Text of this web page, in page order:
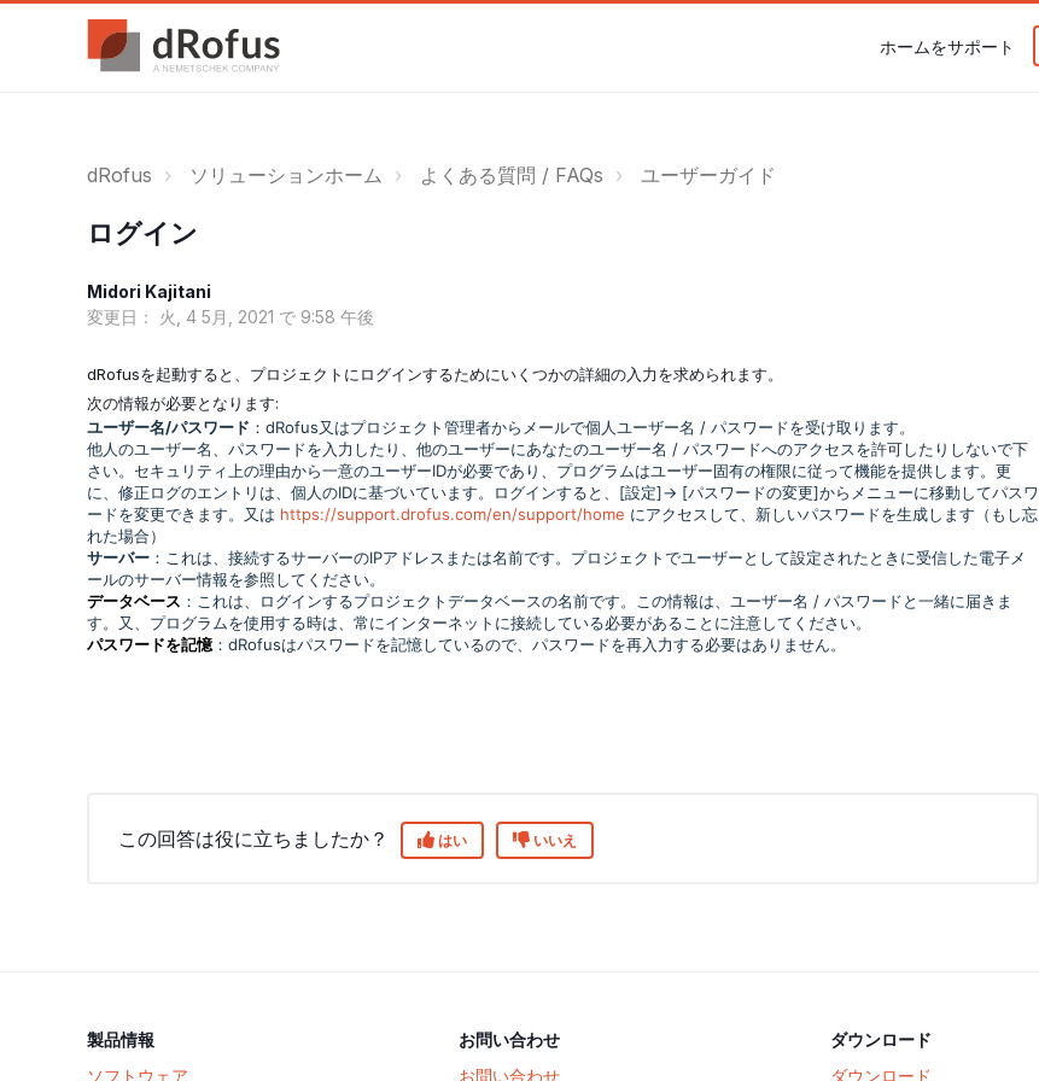
ホームをサポート
dRofus ソリューションホーム よくある質問 / FAQs ユーザーガイド
ログイン
Midori Kajitani
変更日： 火, 4 5月, 2021 で 9:58 午後
dRofusを起動すると、プロジェクトにログインするためにいくつかの詳細の入力を求められます。
次の情報が必要となります:
ユーザー名/パスワード ：dRofus又はプロジェクト管理者からメールで個人ユーザー名 / パスワードを受け取ります。
他人のユーザー名、パスワードを入力したり、他のユーザーにあなたのユーザー名 / パスワードへのアクセスを許可したりしないで下
さい。セキュリティ上の理由から一意のユーザーIDが必要であり、プログラムはユーザー固有の権限に従って機能を提供します。更
に、修正ログのエントリは、個人のIDに基づいています。ログインすると、[設定]-> [パスワードの変更]からメニューに移動してパスワ
ードを変更できます。又は https://support.drofus.com/en/support/home にアクセスして、新しいパスワードを生成します（もし忘
れた場合）
サーバー ：これは、接続するサーバーのIPアドレスまたは名前です。プロジェクトでユーザーとして設定されたときに受信した電子メ
ールのサーバー情報を参照してください。
データベース ：これは、ログインするプロジェクトデータベースの名前です。この情報は、ユーザー名 / パスワードと一緒に届きま
す。又、プログラムを使用する時は、常にインターネットに接続している必要があることに注意してください。
パスワードを記憶 ：dRofusはパスワードを記憶しているので、パスワードを再入力する必要はありません。
この回答は役に立ちましたか？ はい いいえ
製品情報
ソフトウェア
お問い合わせ
お問い合わせ
ダウンロード
ダウンロード